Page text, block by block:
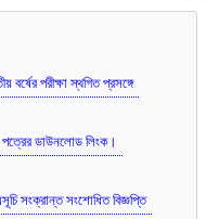
পরীক্ষা স্থগিত প্রসঙ্গে
পত্রের ডাউনলোড লিংক।
সংক্রান্ত সংশোধিত বিজ্ঞপ্তি